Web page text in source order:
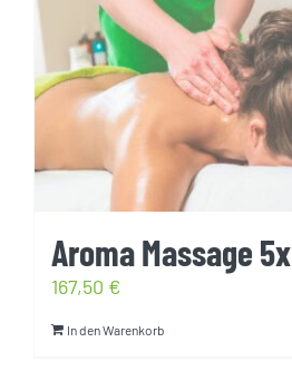
Aroma Massage 5x
167,50 €
In den Warenkorb